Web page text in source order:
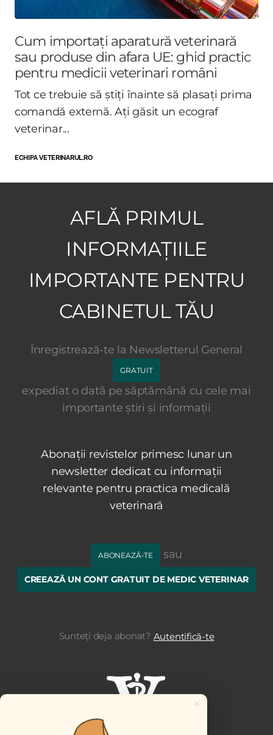
Cum importați aparatură veterinară
sau produse din afara UE: ghid practic
pentru medicii veterinari români
Tot ce trebuie să știți înainte să plasați prima
comandă externă. Ați găsit un ecograf
veterinar...
ECHIPA VETERINARUL.RO
AFLĂ PRIMUL
INFORMAȚIILE
IMPORTANTE PENTRU
CABINETUL TĂU
Înregistrează-te la Newsletterul General
GRATUIT
expediat o dată pe săptămână cu cele mai
importante știri și informații
Abonații revistelor primesc lunar un
newsletter dedicat cu informații
relevante pentru practica medicală
veterinară
ABONEAZĂ-TE sau
CREEAZĂ UN CONT GRATUIT DE MEDIC VETERINAR
Sunteți deja abonat? Autentifică-te
×